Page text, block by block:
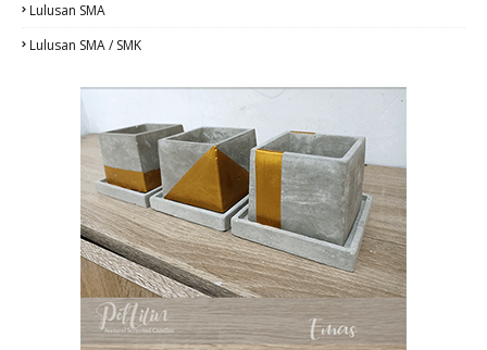
Lulusan SMA
Lulusan SMA / SMK